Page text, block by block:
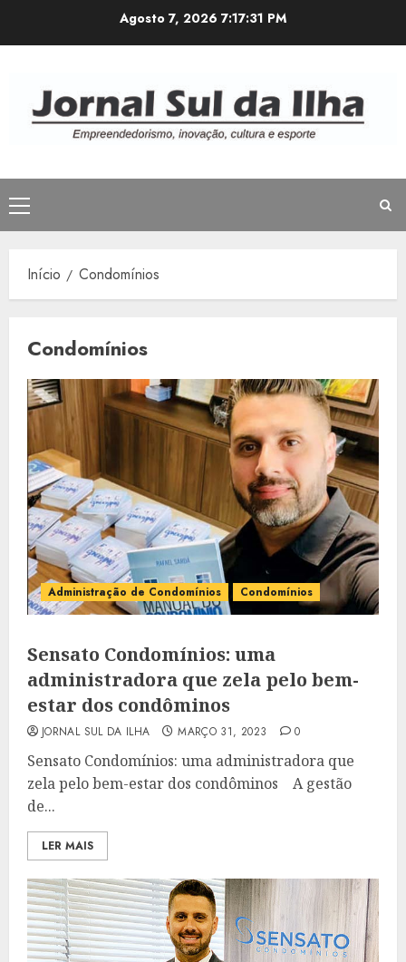
Agosto 7, 2026 7:17:32 PM
Menu
principal
Início Condomínios
Condomínios
Administração de Condomínios Condomínios
Sensato Condomínios: uma
administradora que zela pelo bem-
estar dos condôminos
JORNAL SUL DA ILHA MARÇO 31, 2023 0
Sensato Condomínios: uma administradora que
zela pelo bem-estar dos condôminos A gestão
de...
LER MAIS